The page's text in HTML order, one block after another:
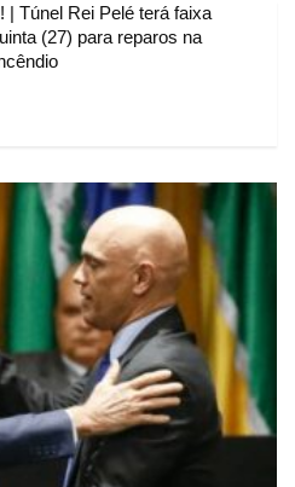
Túnel Rei Pelé terá faixa
(27) para reparos na